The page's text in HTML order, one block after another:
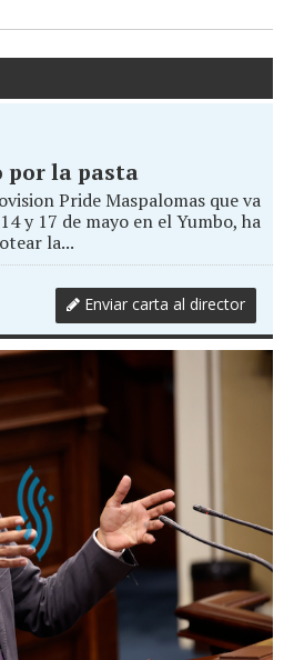
por la pasta
Pride Maspalomas que va
y 17 de mayo en el Yumbo, ha
la...
Enviar carta al director